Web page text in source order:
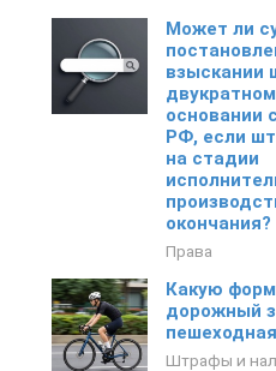
Может ли
взыскании
основании
РФ, если
на стадии
окончания?
Права
Какую
дорожный
Штрафы и